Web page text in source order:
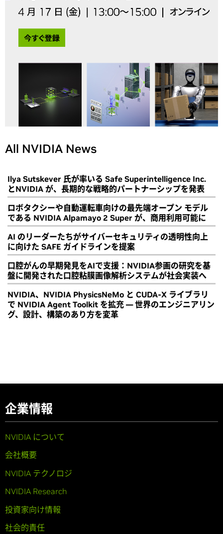
All NVIDIA News
Ilya Sutskever 氏が率いる Safe Superintelligence Inc.
とNVIDIA が、長期的な戦略的パートナーシップを発表
ロボタクシーや自動運転車向けの最先端オープン モデル
である NVIDIA Alpamayo 2 Super が、商用利用可能に
AI のリーダーたちがサイバーセキュリティの透明性向上
に向けた SAFE ガイドラインを提案
口腔がんの早期発見をAIで支援：NVIDIA参画の研究を基
盤に開発された口腔粘膜画像解析システムが社会実装へ
NVIDIA、NVIDIA PhysicsNeMo と CUDA-X ライブラリ
で NVIDIA Agent Toolkit を拡充 ― 世界のエンジニアリン
グ、設計、構築のあり方を変革
企業情報
NVIDIA について
会社概要
NVIDIA テクノロジ
NVIDIA Research
投資家向け情報
社会的責任